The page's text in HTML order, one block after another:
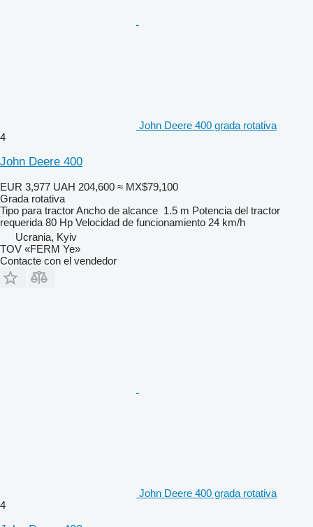
John Deere 400 grada rotativa
4
John Deere 400
EUR 3,977 UAH 204,600 ≈ MX$79,100
Grada rotativa
Tipo para tractorAncho de alcance 1.5 m Potencia del tractor
requerida 80 Hp Velocidad de funcionamiento 24 km/h
Ucrania, Kyiv
TOV «FERM Ye»
Contacte con el vendedor
John Deere 400 grada rotativa
4